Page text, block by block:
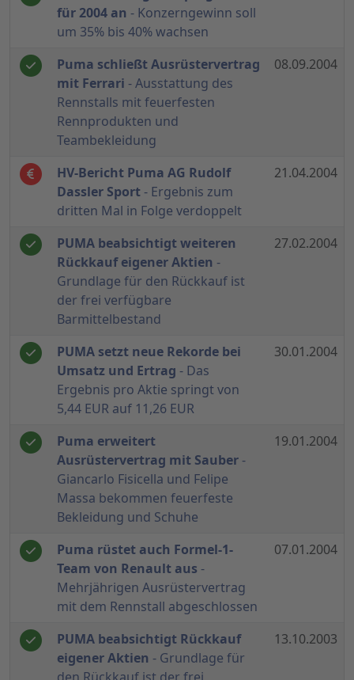
für 2004 an - Konzerngewinn soll
um 35% bis 40% wachsen
Puma schließt Ausrüstervertrag
mit Ferrari - Ausstattung des
Rennstalls mit feuerfesten
Rennprodukten und
Teambekleidung
08.09.2004
HV-Bericht Puma AG Rudolf
Dassler Sport- Ergebnis zum
dritten Mal in Folge verdoppelt
21.04.2004
PUMA beabsichtigt weiteren
Rückkauf eigener Aktien -
Grundlage für den Rückkauf ist
der frei verfügbare
Barmittelbestand
27.02.2004
PUMA setzt neue Rekorde bei
Umsatz und Ertrag - Das
Ergebnis pro Aktie springt von
5,44 EUR auf 11,26 EUR
30.01.2004
Puma erweitert
Ausrüstervertrag mit Sauber -
Giancarlo Fisicella und Felipe
Massa bekommen feuerfeste
Bekleidung und Schuhe
19.01.2004
Puma rüstet auch Formel-1-
Team von Renault aus -
Mehrjährigen Ausrüstervertrag
mit dem Rennstall abgeschlossen
07.01.2004
PUMA beabsichtigt Rückkauf
eigener Aktien - Grundlage für
13.10.2003